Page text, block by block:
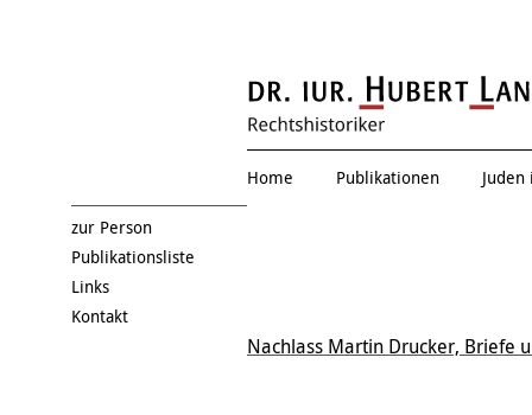
Eduard
Home Publikationen
Nachlass Martin Drucker, Briefe
zur Person
Publikationsliste
Links
Kontakt